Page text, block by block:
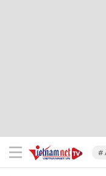
#